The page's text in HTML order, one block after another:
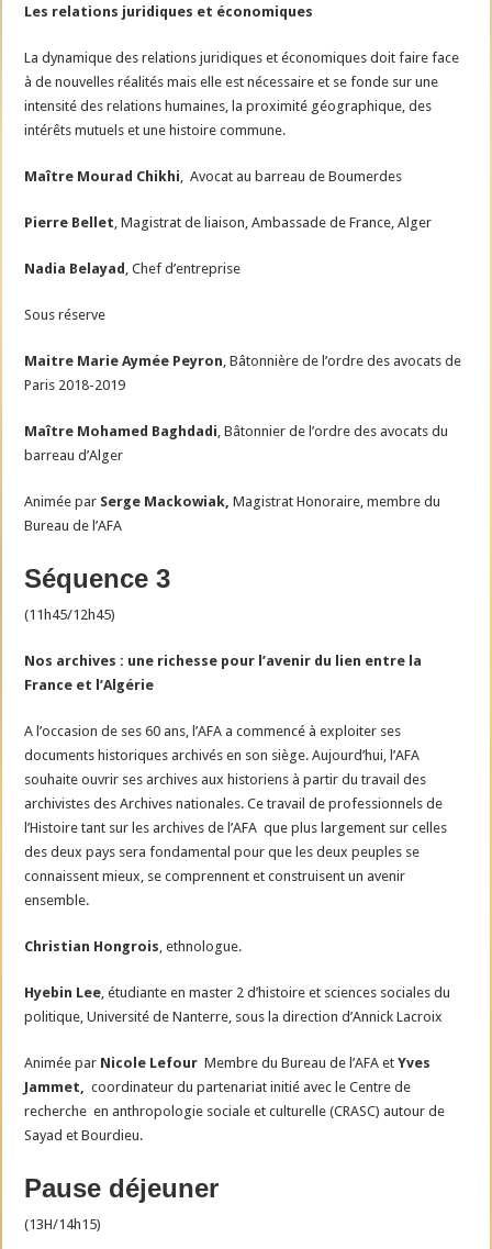
Les relations juridiques et économiques
La dynamique des relations juridiques et économiques doit faire face
à de nouvelles réalités mais elle est nécessaire et se fonde sur une
intensité des relations humaines, la proximité géographique, des
intérêts mutuels et une histoire commune.
Maître Mourad Chikhi , Avocat au barreau de Boumerdes
Pierre Bellet , Magistrat de liaison, Ambassade de France, Alger
Nadia Belayad , Chef d’entreprise
Sous réserve
Maitre Marie Aymée Peyron , Bâtonnière de l’ordre des avocats de
Paris 2018-2019
Maître Mohamed Baghdadi , Bâtonnier de l’ordre des avocats du
barreau d’Alger
Animée par Serge Mackowiak,Magistrat Honoraire, membre du
Bureau de l’AFA
Séquence 3
(11h45/12h45)
Nos archives : une richesse pour l’avenir du lien entre la
France et l’Algérie
A l’occasion de ses 60 ans, l’AFA a commencé à exploiter ses
documents historiques archivés en son siège. Aujourd’hui, l’AFA
souhaite ouvrir ses archives aux historiens à partir du travail des
archivistes des Archives nationales. Ce travail de professionnels de
l’Histoire tant sur les archives de l’AFA que plus largement sur celles
des deux pays sera fondamental pour que les deux peuples se
connaissent mieux, se comprennent et construisent un avenir
ensemble.
Christian Hongrois , ethnologue.
Hyebin Lee , étudiante en master 2 d’histoire et sciences sociales du
politique, Université de Nanterre, sous la direction d’Annick Lacroix
Animée par Nicole Lefour Membre du Bureau de l’AFA etYves
Jammet,coordinateur du partenariat initié avec le Centre de
recherche en anthropologie sociale et culturelle (CRASC) autour de
Sayad et Bourdieu.
Pause déjeuner
(13H/14h15)